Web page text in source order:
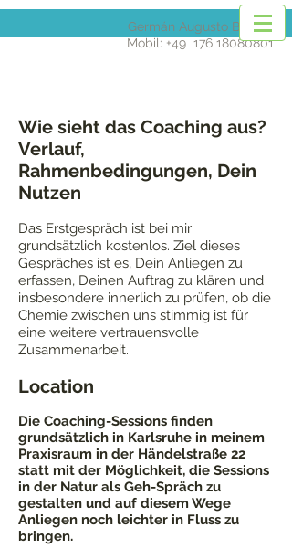
Germán Augusto Barona
Mobil: +49 176 18080801
Wie sieht das Coaching aus?
Verlauf,
Rahmenbedingungen, Dein
Nutzen
Das Erstgespräch ist bei mir
grundsätzlich kostenlos. Ziel dieses
Gespräches ist es, Dein Anliegen zu
erfassen, Deinen Auftrag zu klären und
insbesondere innerlich zu prüfen, ob die
Chemie zwischen uns stimmig ist für
eine weitere vertrauensvolle
Zusammenarbeit.
Location
Die Coaching-Sessions finden
grundsätzlich in Karlsruhe in meinem
Praxisraum in der Händelstraße 22
statt mit der Möglichkeit, die Sessions
in der Natur als Geh-Spräch zu
gestalten und auf diesem Wege
Anliegen noch leichter in Fluss zu
bringen.